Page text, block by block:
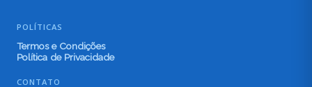
POLÍTICAS
Termos e Condições
Política de Privacidade
CONTATO